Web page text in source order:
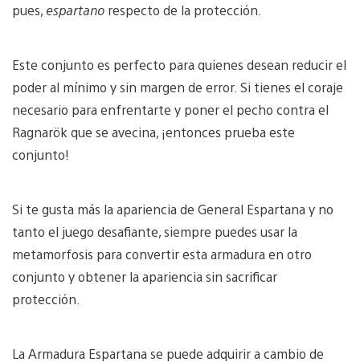
pues, espartano respecto de la protección.
Este conjunto es perfecto para quienes desean reducir el
poder al mínimo y sin margen de error. Si tienes el coraje
necesario para enfrentarte y poner el pecho contra el
Ragnarök que se avecina, ¡entonces prueba este
conjunto!
Si te gusta más la apariencia de General Espartana y no
tanto el juego desafiante, siempre puedes usar la
metamorfosis para convertir esta armadura en otro
conjunto y obtener la apariencia sin sacrificar
protección.
La Armadura Espartana se puede adquirir a cambio de